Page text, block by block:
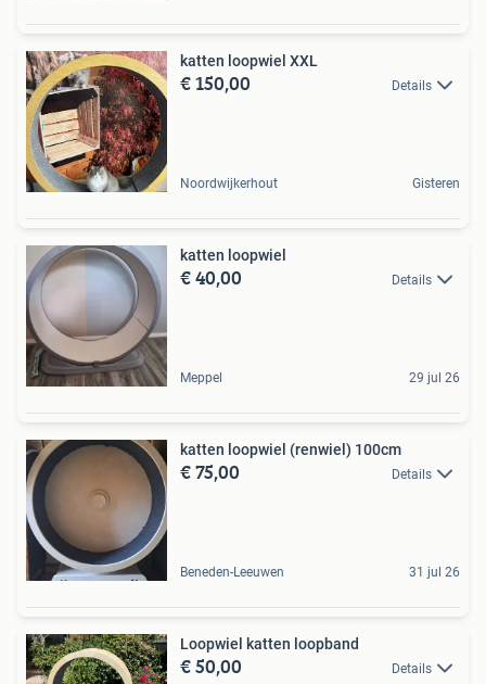
katten loopwiel XXL
€ 150,00 Details
Noordwijkerhout Gisteren
katten loopwiel
€ 40,00 Details
Meppel 29 jul 26
katten loopwiel (renwiel) 100cm
€ 75,00 Details
Beneden-Leeuwen 31 jul 26
Loopwiel katten loopband
€ 50,00 Details